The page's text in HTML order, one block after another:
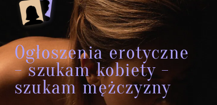
Ogłoszenia erotyczne
- szukam kobiety -
szukam mężczyzny